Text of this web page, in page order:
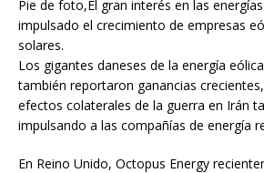
Pie de foto,El gran interés en las
impulsado el crecimiento de empresas
solares.
Los gigantes daneses de la energía
también reportaron ganancias
efectos colaterales de la guerra en Irán
impulsando a las compañías de energía
En Reino Unido, Octopus Energy